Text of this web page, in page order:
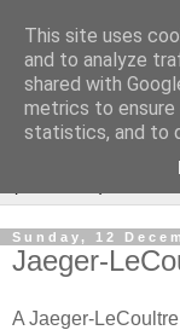
Sunday, 12
Jaeger-
A Jaeger-
This site uses
and to analyze
shared with
metrics to ensure
statistics, and to